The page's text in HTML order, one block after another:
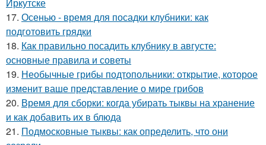
17. Осенью - время для посадки клубники: как
подготовить грядки
18. Как правильно посадить клубнику в августе:
основные правила и советы
19. Необычные грибы подтопольники: открытие, которое
изменит ваше представление о мире грибов
20. Время для сборки: когда убирать тыквы на хранение
и как добавить их в блюда
21. Подмосковные тыквы: как определить, что они